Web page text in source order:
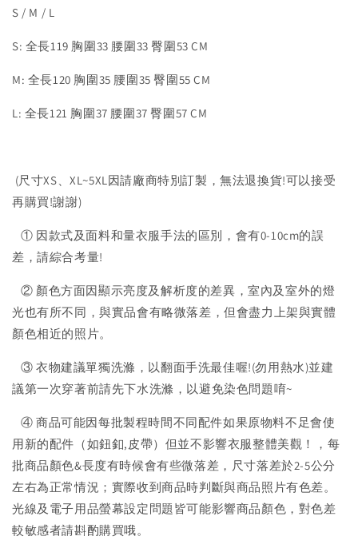
S / M / L
S: 全長119 胸圍33 腰圍33 臀圍53 CM
M: 全長120 胸圍35 腰圍35 臀圍55 CM
L: 全長121 胸圍37 腰圍37 臀圍57 CM
(尺寸XS、XL~5XL因請廠商特別訂製，無法退換貨!可以接受
再購買!謝謝)
① 因款式及面料和量衣服手法的區別，會有0-10cm的誤
差，請綜合考量!
② 顏色方面因顯示亮度及解析度的差異，室內及室外的燈
光也有所不同，與實品會有略微落差，但會盡力上架與實體
顏色相近的照片。
③ 衣物建議單獨洗滌，以翻面手洗最佳喔!(勿用熱水)並建
議第一次穿著前請先下水洗滌，以避免染色問題唷~
④ 商品可能因每批製程時間不同配件如果原物料不足會使
用新的配件（如鈕釦,皮帶）但並不影響衣服整體美觀！，每
批商品顏色&長度有時候會有些微落差，尺寸落差於2-5公分
左右為正常情況；實際收到商品時判斷與商品照片有色差。
光線及電子用品螢幕設定問題皆可能影響商品顏色，對色差
較敏感者請斟酌購買哦。